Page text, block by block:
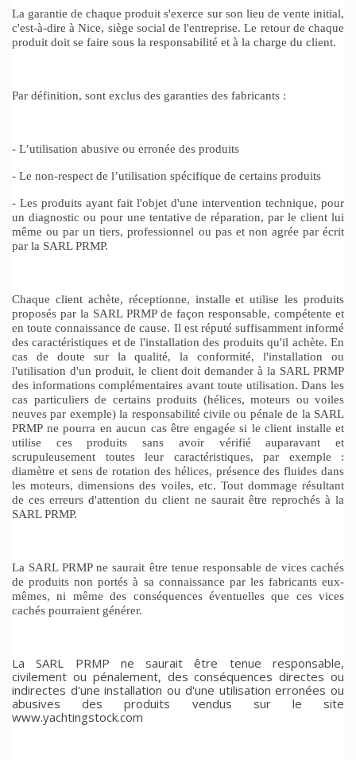
La garantie de chaque produit s'exerce sur son lieu de vente initial,
c'est-à-dire à Nice, siège social de l'entreprise. Le retour de chaque
produit doit se faire sous la responsabilité et à la charge du client.
Par définition, sont exclus des garanties des fabricants :
- L’utilisation abusive ou erronée des produits
- Le non-respect de l’utilisation spécifique de certains produits
- Les produits ayant fait l'objet d'une intervention technique, pour
un diagnostic ou pour une tentative de réparation, par le client lui
même ou par un tiers, professionnel ou pas et non agrée par écrit
par la SARL PRMP.
Chaque client achète, réceptionne, installe et utilise les produits
proposés par la SARL PRMP de façon responsable, compétente et
en toute connaissance de cause. Il est réputé suffisamment informé
des caractéristiques et de l'installation des produits qu'il achète. En
cas de doute sur la qualité, la conformité, l'installation ou
l'utilisation d'un produit, le client doit demander à la SARL PRMP
des informations complémentaires avant toute utilisation. Dans les
cas particuliers de certains produits (hélices, moteurs ou voiles
neuves par exemple) la responsabilité civile ou pénale de la SARL
PRMP ne pourra en aucun cas être engagée si le client installe et
utilise ces produits sans avoir vérifié auparavant et
scrupuleusement toutes leur caractéristiques, par exemple :
diamètre et sens de rotation des hélices, présence des fluides dans
les moteurs, dimensions des voiles, etc. Tout dommage résultant
de ces erreurs d'attention du client ne saurait être reprochés à la
SARL PRMP.
La SARL PRMP ne saurait être tenue responsable de vices cachés
de produits non portés à sa connaissance par les fabricants eux-
mêmes, ni même des conséquences éventuelles que ces vices
cachés pourraient générer.
La SARL PRMP ne saurait être tenue responsable,
civilement ou pénalement, des conséquences directes ou
indirectes d'une installation ou d'une utilisation erronées ou
abusives des produits vendus sur le site
www.yachtingstock.com